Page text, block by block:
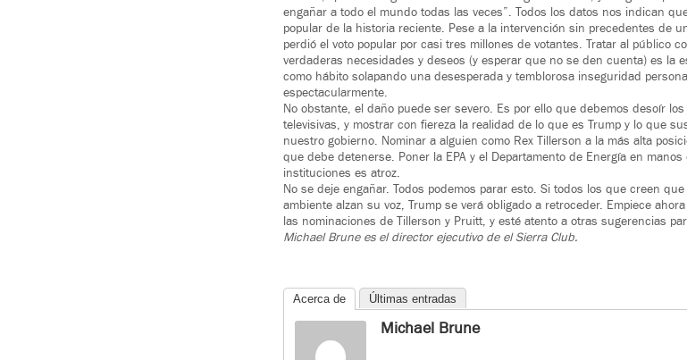
engañar a todo el mundo todas las veces”. Todos los datos nos indican
popular de la historia reciente. Pese a la intervención sin precedentes de
perdió el voto popular por casi tres millones de votantes. Tratar al público
verdaderas necesidades y deseos (y esperar que no se den cuenta) es la
como hábito solapando una desesperada y temblorosa inseguridad
espectacularmente.
No obstante, el daño puede ser severo. Es por ello que debemos desoír
televisivas, y mostrar con fiereza la realidad de lo que es Trump y lo que
nuestro gobierno. Nominar a alguien como Rex Tillerson a la más alta
que debe detenerse. Poner la EPA y el Departamento de Energía en
instituciones es atroz.
No se deje engañar. Todos podemos parar esto. Si todos los que creen
ambiente alzan su voz, Trump se verá obligado a retroceder. Empiece
las nominaciones de Tillerson y Pruitt, y esté atento a otras sugerencias
Michael Brune es eldirector ejecutivo de elSierra Club.
Acerca de Últimas entradas
Michael Brune